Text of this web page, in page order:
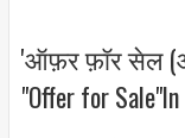
'ऑफ़र फ़ॉर सेल
"Offer for